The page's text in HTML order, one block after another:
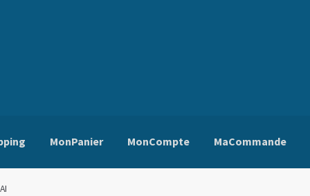
MonPanier MonCompte MaCommande
Générales de Vente